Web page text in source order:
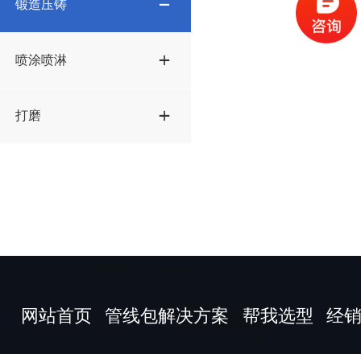
锻造压铸
喷涂喷淋
打磨
网站首页 管线包解决方案 帮我选型 经